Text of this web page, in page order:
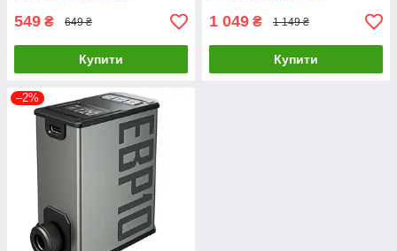
549 ₴ 649 ₴
Купити
1 049 ₴ 1 149 ₴
Купити
–2%